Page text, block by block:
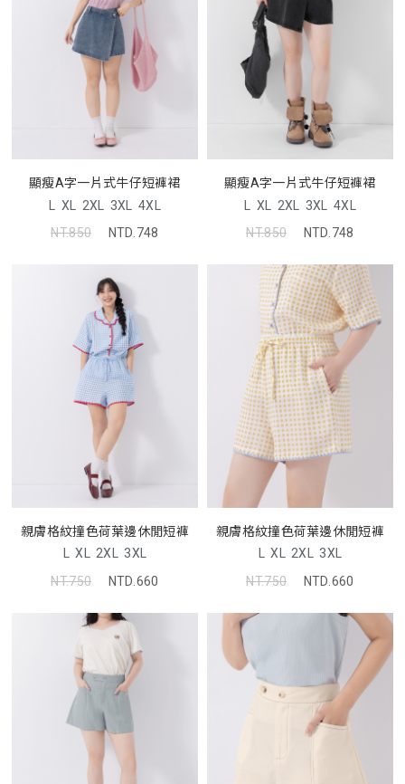
顯瘦A字一片式牛仔短褲裙
L XL 2XL 3XL 4XL
NT.850
NTD.748
顯瘦A字一片式牛仔短褲裙
L XL 2XL 3XL 4XL
NT.850
NTD.748
親膚格紋撞色荷葉邊休閒短褲
L XL 2XL 3XL
NT.750
NTD.660
親膚格紋撞色荷葉邊休閒短褲
L XL 2XL 3XL
NT.750
NTD.660